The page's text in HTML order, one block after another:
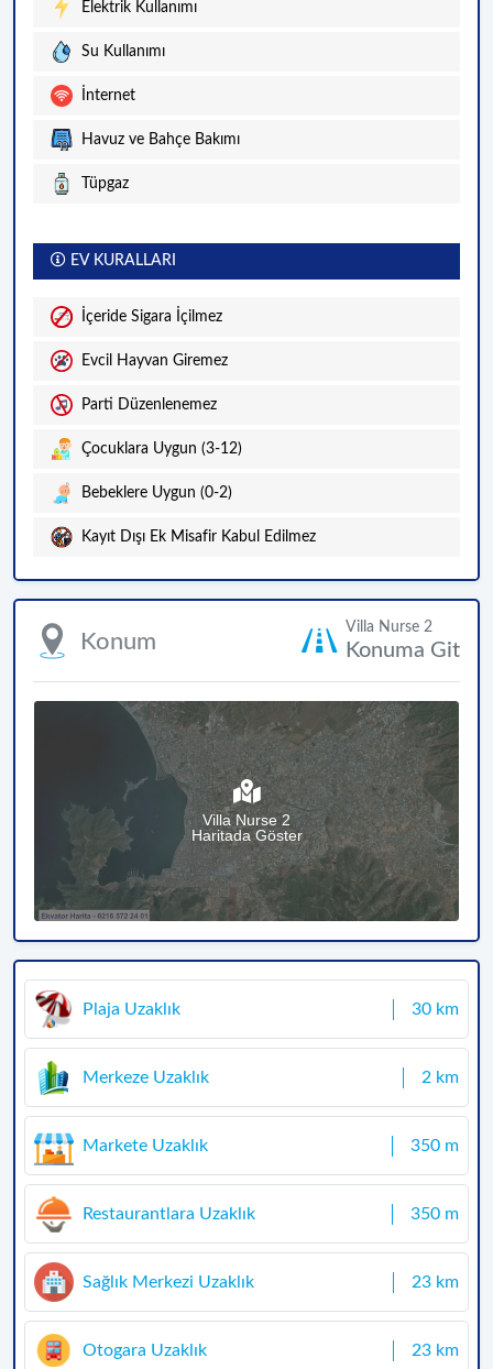
Elektrik Kullanımı
Su Kullanımı
İnternet
Havuz ve Bahçe Bakımı
Tüpgaz
EV KURALLARI
İçeride Sigara İçilmez
Evcil Hayvan Giremez
Parti Düzenlenemez
Çocuklara Uygun (3-12)
Bebeklere Uygun (0-2)
Kayıt Dışı Ek Misafir Kabul Edilmez
Konum
Villa Nurse 2
Konuma Git
Villa Nurse 2
Haritada Göster
Plaja Uzaklık 30 km
Merkeze Uzaklık 2 km
Markete Uzaklık 350 m
Restaurantlara Uzaklık 350 m
Sağlık Merkezi Uzaklık 23 km
Otogara Uzaklık 23 km